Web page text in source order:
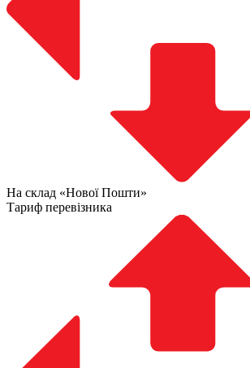
На склад «Нової Пошти»
Тариф перевізника